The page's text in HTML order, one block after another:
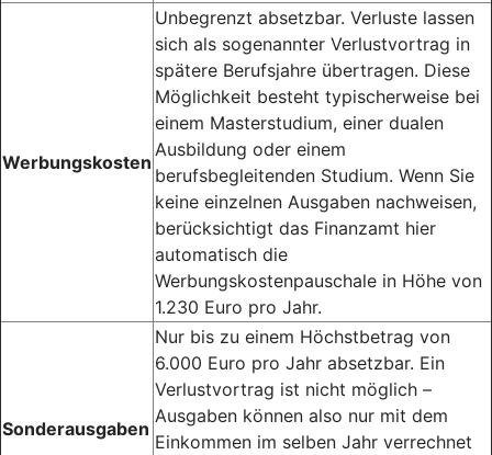
Werbungskosten
Unbegrenzt absetzbar. Verluste lassen
sich als sogenannter Verlustvortrag in
spätere Berufsjahre übertragen. Diese
Möglichkeit besteht typischerweise bei
einem Masterstudium, einer dualen
Ausbildung oder einem
berufsbegleitenden Studium. Wenn Sie
keine einzelnen Ausgaben nachweisen,
berücksichtigt das Finanzamt hier
automatisch die
Werbungskostenpauschale in Höhe von
1.230 Euro pro Jahr.
Sonderausgaben
Nur bis zu einem Höchstbetrag von
6.000 Euro pro Jahr absetzbar. Ein
Verlustvortrag ist nicht möglich –
Ausgaben können also nur mit dem
Einkommen im selben Jahr verrechnet